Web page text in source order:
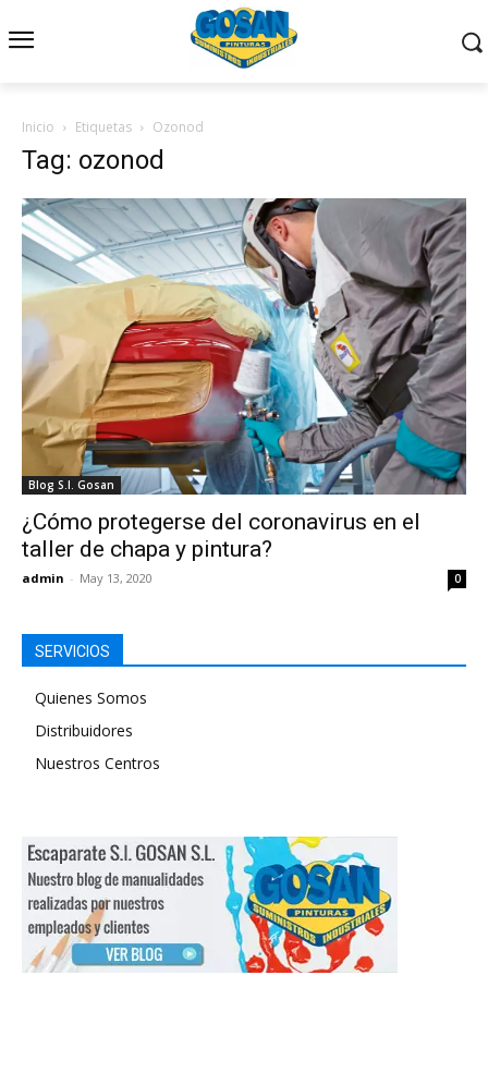
Inicio Etiquetas Ozonod
Tag: ozonod
Blog S.I. Gosan
¿Cómo protegerse del coronavirus en el
taller de chapa y pintura?
admin - May 13, 2020 0
SERVICIOS
Quienes Somos
Distribuidores
Nuestros Centros